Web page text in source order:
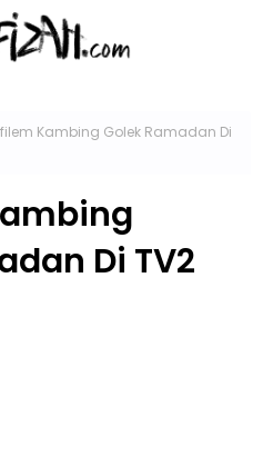
Kambing Golek Ramadan Di
Di TV2